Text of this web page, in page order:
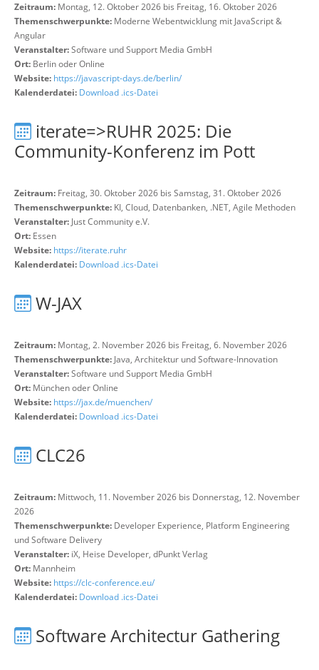
Zeitraum: Montag, 12. Oktober 2026 bis Freitag, 16. Oktober 2026
Themenschwerpunkte: Moderne Webentwicklung mit JavaScript &
Angular
Veranstalter:Software und Support Media GmbH
Ort: Berlin oder Online
Website: https://javascript-days.de/berlin/
Kalenderdatei: Download .ics-Datei
iterate=>RUHR 2025: Die
Community-Konferenz im Pott
Zeitraum: Freitag, 30. Oktober 2026 bis Samstag, 31. Oktober 2026
Themenschwerpunkte: KI, Cloud, Datenbanken, .NET, Agile Methoden
Veranstalter: Just Community e.V.
Ort: Essen
Website: https://iterate.ruhr
Kalenderdatei: Download .ics-Datei
W-JAX
Zeitraum: Montag, 2. November 2026 bis Freitag, 6. November 2026
Themenschwerpunkte: Java, Architektur und Software-Innovation
Veranstalter:Software und Support Media GmbH
Ort: München oder Online
Website: https://jax.de/muenchen/
Kalenderdatei: Download .ics-Datei
CLC26
Zeitraum: Mittwoch, 11. November 2026 bis Donnerstag, 12. November
2026
Themenschwerpunkte: Developer Experience, Platform Engineering
und Software Delivery
Veranstalter: iX, Heise Developer, dPunkt Verlag
Ort: Mannheim
Website: https://clc-conference.eu/
Kalenderdatei: Download .ics-Datei
Software Architectur Gathering